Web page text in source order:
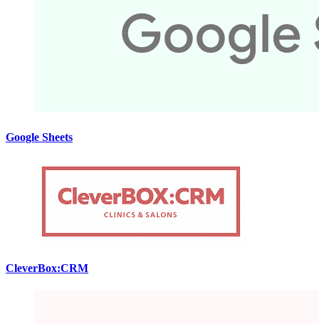
Google Sheets
CleverBox:CRM